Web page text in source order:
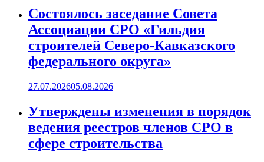
Состоялось заседание Совета
Ассоциации СРО «Гильдия
строителей Северо-Кавказского
федерального округа»
27.07.202605.08.2026
Утверждены изменения в порядок
ведения реестров членов СРО в
сфере строительства